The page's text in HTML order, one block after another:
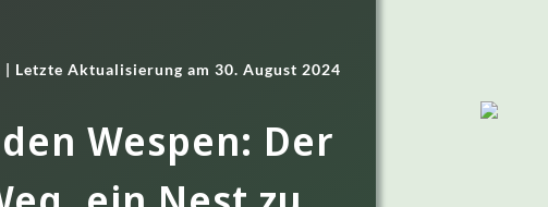
| Letzte Aktualisierung am30. August 2024
Wespen: Der